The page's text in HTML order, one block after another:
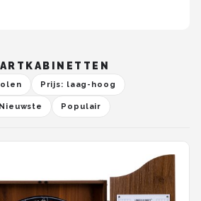
Prijs: laag-hoog
Nieuwste Populair